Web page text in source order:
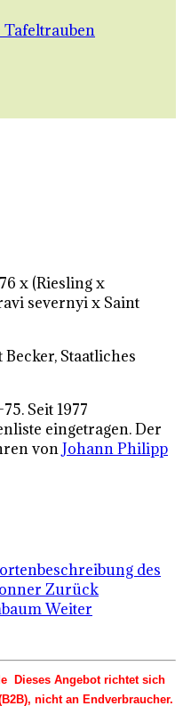
Tafeltrauben
x (Riesling x
severnyi x Saint
Staatliches
Seit 1977
eingetragen. Der
vonJohann Philipp
des
Zurück
Weiter
Dieses Angebot richtet sich
nicht an Endverbraucher.